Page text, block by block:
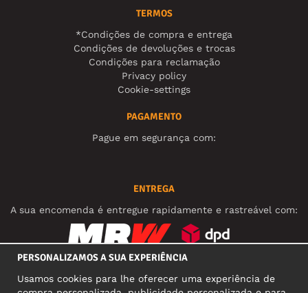
TERMOS
*Condições de compra e entrega
Condições de devoluções e trocas
Condições para reclamação
Privacy policy
Cookie-settings
PAGAMENTO
Pague em segurança com:
ENTREGA
A sua encomenda é entregue rapidamente e rastreável com:
PERSONALIZAMOS A SUA EXPERIÊNCIA
Usamos cookies para lhe oferecer uma experiência de